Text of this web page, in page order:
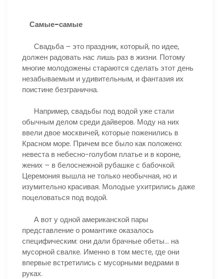
Самые-самые
Свадьба – это праздник, который, по идее,
должен радовать нас лишь раз в жизни. Потому
многие молодожены стараются сделать этот день
незабываемым и удивительным, и фантазия их
поистине безгранична.
Например, свадьбы под водой уже стали
обычным делом среди дайверов. Моду на них
ввели двое москвичей, которые поженились в
Красном море. Причем все было как положено:
невеста в небесно-голубом платье и в короне,
жених – в белоснежной рубашке с бабочкой.
Церемония вышла не только необычная, но и
изумительно красивая. Молодые ухитрились даже
поцеловаться под водой.
А вот у одной американской пары
представление о романтике оказалось
специфическим: они дали брачные обеты… на
мусорной свалке. Именно в том месте, где они
впервые встретились с мусорными ведрами в
руках.